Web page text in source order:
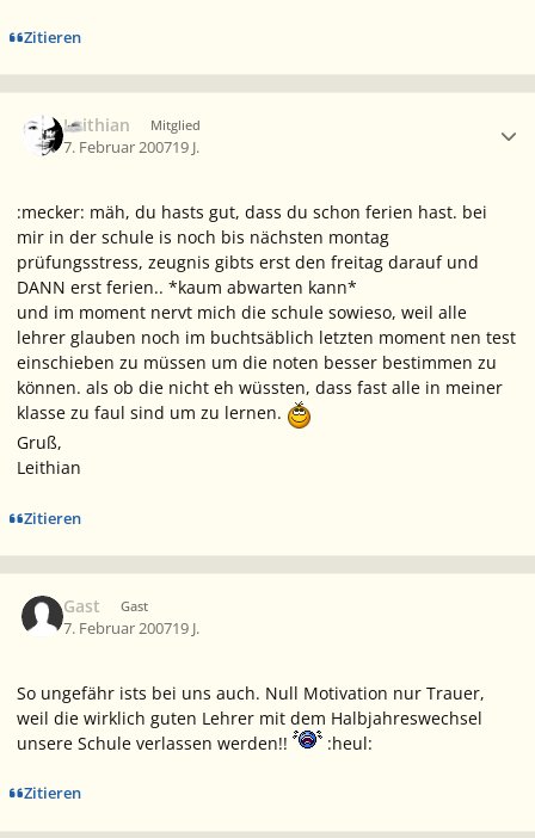
Zitieren
Leithian Mitglied
7. Februar 200719 J.
:mecker: mäh, du hasts gut, dass du schon ferien hast. bei
mir in der schule is noch bis nächsten montag
prüfungsstress, zeugnis gibts erst den freitag darauf und
DANN erst ferien.. *kaum abwarten kann*
und im moment nervt mich die schule sowieso, weil alle
lehrer glauben noch im buchtsäblich letzten moment nen test
einschieben zu müssen um die noten besser bestimmen zu
können. als ob die nicht eh wüssten, dass fast alle in meiner
klasse zu faul sind um zu lernen.
Gruß,
Leithian
Zitieren
Gast Gast
7. Februar 200719 J.
So ungefähr ists bei uns auch. Null Motivation nur Trauer,
weil die wirklich guten Lehrer mit dem Halbjahreswechsel
unsere Schule verlassen werden!!
:heul:
Zitieren